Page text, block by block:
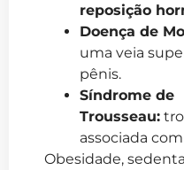
reposição
Doença de
uma veia
pênis.
Síndrome de
Trousseau:
associada
Obesidade,